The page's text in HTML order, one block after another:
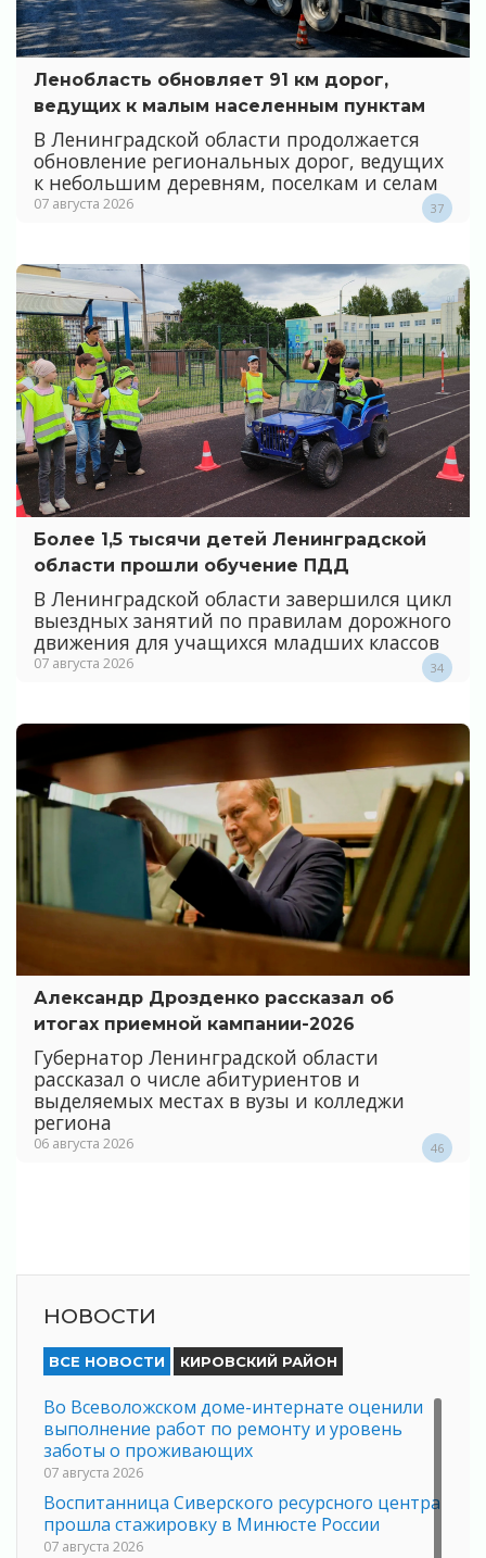
Ленобласть обновляет 91 км дорог,
ведущих к малым населенным пунктам
В Ленинградской области продолжается
обновление региональных дорог, ведущих
к небольшим деревням, поселкам и селам
07 августа 2026 37
Более 1,5 тысячи детей Ленинградской
области прошли обучение ПДД
В Ленинградской области завершился цикл
выездных занятий по правилам дорожного
движения для учащихся младших классов
07 августа 2026 34
Александр Дрозденко рассказал об
итогах приемной кампании-2026
Губернатор Ленинградской области
рассказал о числе абитуриентов и
выделяемых местах в вузы и колледжи
региона
06 августа 2026 46
НОВОСТИ
ВСЕ НОВОСТИ КИРОВСКИЙ РАЙОН
Во Всеволожском доме-интернате оценили
выполнение работ по ремонту и уровень
заботы о проживающих
07 августа 2026
Воспитанница Сиверского ресурсного центра
прошла стажировку в Минюсте России
07 августа 2026